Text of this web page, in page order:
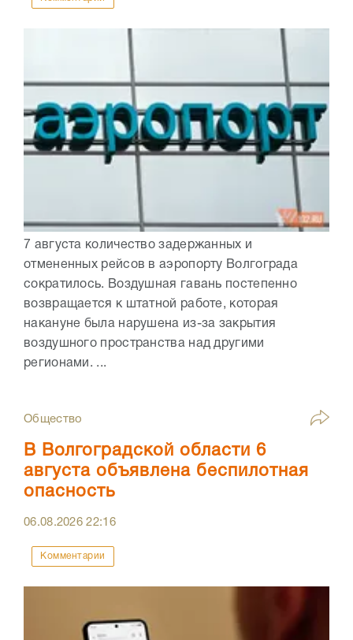
7 августа количество задержанных и
отмененных рейсов в аэропорту Волгограда
сократилось. Воздушная гавань постепенно
возвращается к штатной работе, которая
накануне была нарушена из-за закрытия
воздушного пространства над другими
регионами. ...
Общество
В Волгоградской области 6
августа объявлена беспилотная
опасность
06.08.202622:16
Комментарии